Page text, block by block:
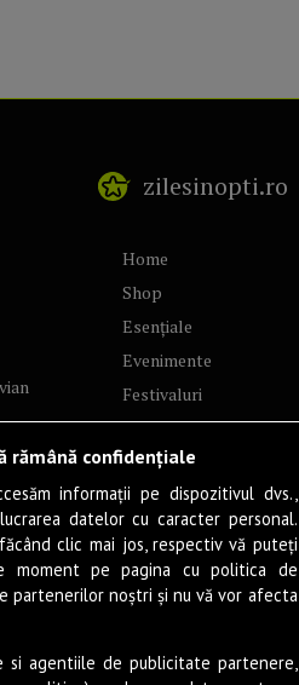
zilesinopti.ro
Home
Shop
Esențiale
Evenimente
Festivaluri
Concerte
Artă & Cultură
Teatru
Film
Program filme
Lifestyle
Muzică
rămână confidențiale
informații pe dispozitivul dvs.,
datelor cu caracter personal.
clic mai jos, respectiv vă puteți
moment pe pagina cu politica de
partenerilor noștri și nu vă vor afecta
si agentiile de publicitate partenere,